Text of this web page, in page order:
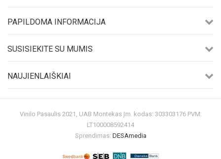
PAPILDOMA INFORMACIJA
SUSISIEKITE SU MUMIS
NAUJIENLAIŠKIAI
Vinilo Pasaulis 2021, UAB Montekas Įm. kodas: 303303176 PVM:
LT100008592414
Sprendimas: DESAmedia